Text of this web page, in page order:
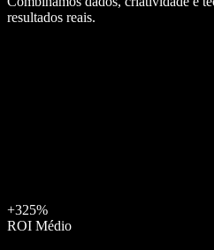
resultados reais.
+325%
ROI Médio